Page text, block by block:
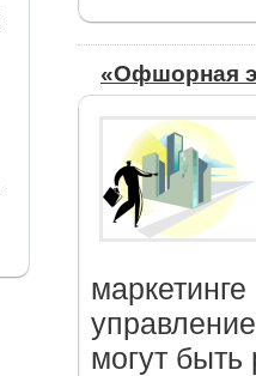
«Офшорная
могут